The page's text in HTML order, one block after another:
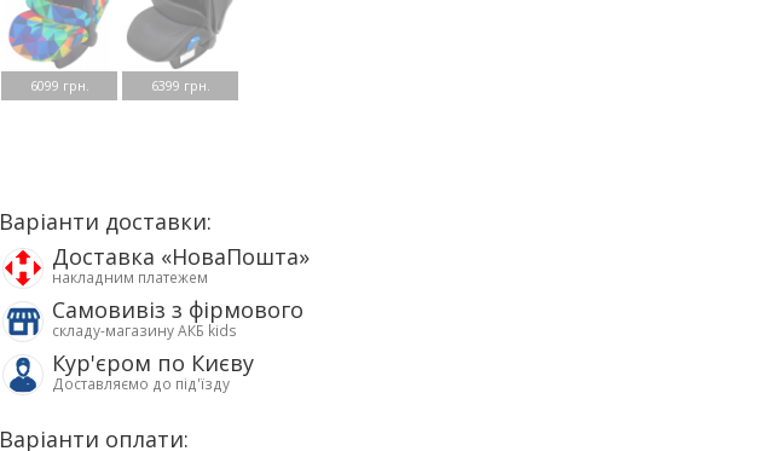
6099 грн. 6399 грн.
Варіанти доставки:
Доставка «НоваПошта»
накладним платежем
Самовивіз з фірмового
складу-магазину АКБ kids
Кур'єром по Києву
Доставляємо до під'їзду
Варіанти оплати: